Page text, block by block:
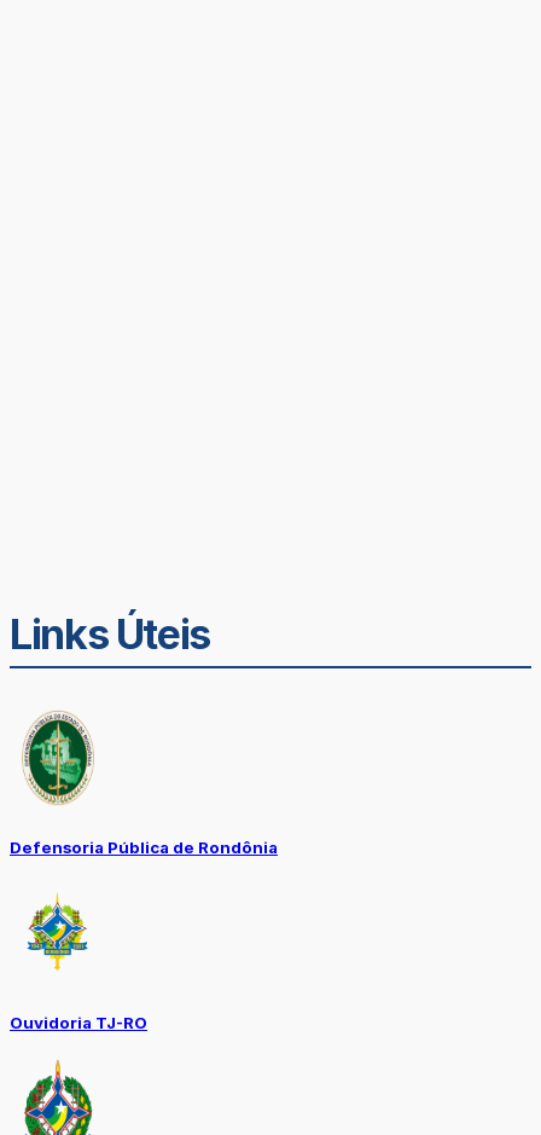
Links Úteis
Defensoria Pública de Rondônia
Ouvidoria TJ-RO